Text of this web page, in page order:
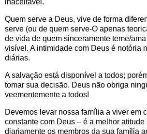
inaceitável.
Quem serve a Deus, vive de forma
serve (ou de quem serve-O apenas
de vida de quem sinceramente teme/
visível. A intimidade com Deus é notória
diárias.
A salvação está disponível a todos;
tomar sua decisão. Deus não obriga
veementemente a todos!
Devemos levar nossa família a viver em
constante com Deus – é a melhor atitude
diariamente os membros da sua família